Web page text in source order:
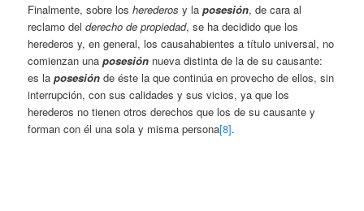
Finalmente, sobre losherederos y laposesión, de cara al
reclamo delderecho de propiedad, se ha decidido que los
herederos y, en general, los causahabientes a título universal, no
comienzan unaposesión nueva distinta de la de su causante:
es laposesión de éste la que continúa en provecho de ellos, sin
interrupción, con sus calidades y sus vicios, ya que los
herederos no tienen otros derechos que los de su causante y
forman con él una sola y misma persona[8].